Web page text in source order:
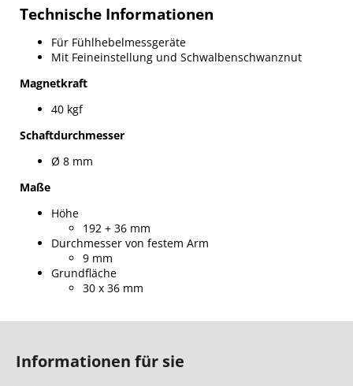
Technische Informationen
Für Fühlhebelmessgeräte
Mit Feineinstellung und Schwalbenschwanznut
Magnetkraft
40 kgf
Schaftdurchmesser
Ø 8 mm
Maße
Höhe
192 + 36 mm
Durchmesser von festem Arm
9 mm
Grundfläche
30 x 36 mm
Informationen für sie